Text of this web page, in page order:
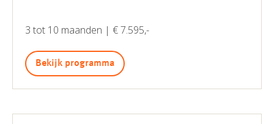
3 tot 10 maanden | € 7.595,-
Bekijk programma